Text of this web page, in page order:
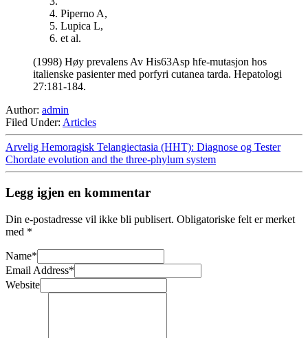
Piperno A,
Lupica L,
et al.
(1998) Høy prevalens Av His63Asp hfe-mutasjon hos
italienske pasienter med porfyri cutanea tarda. Hepatologi
27:181-184.
Author: admin
Filed Under: Articles
Arvelig Hemoragisk Telangiectasia (HHT): Diagnose og Tester
Chordate evolution and the three-phylum system
Legg igjen en kommentar
Din e-postadresse vil ikke bli publisert. Obligatoriske felt er merket
med *
Name*
Email Address*
Website